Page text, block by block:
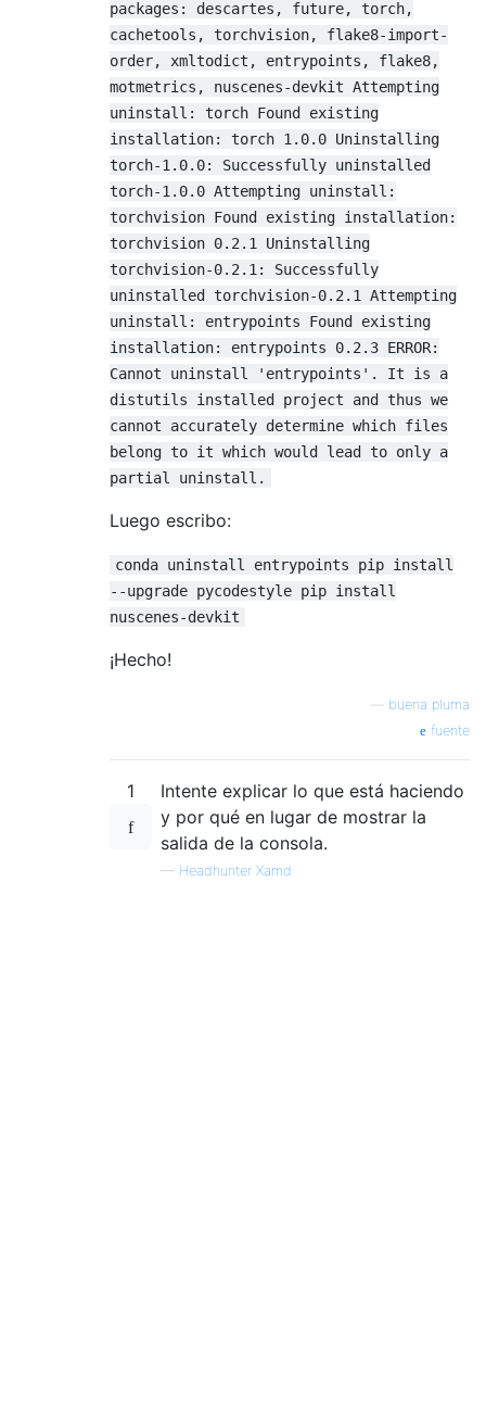
packages: descartes, future, torch,
cachetools, torchvision, flake8-import-
order, xmltodict, entrypoints, flake8,
motmetrics, nuscenes-devkit Attempting
uninstall: torch Found existing
installation: torch 1.0.0 Uninstalling
torch-1.0.0: Successfully uninstalled
torch-1.0.0 Attempting uninstall:
torchvision Found existing installation:
torchvision 0.2.1 Uninstalling
torchvision-0.2.1: Successfully
uninstalled torchvision-0.2.1 Attempting
uninstall: entrypoints Found existing
installation: entrypoints 0.2.3 ERROR:
Cannot uninstall 'entrypoints'. It is a
distutils installed project and thus we
cannot accurately determine which files
belong to it which would lead to only a
partial uninstall.
Luego escribo:
conda uninstall entrypoints pip install
--upgrade pycodestyle pip install
nuscenes-devkit
¡Hecho!
buena pluma
fuente
1
Intente explicar lo que está haciendo
y por qué en lugar de mostrar la
salida de la consola.
— Headhunter Xamd